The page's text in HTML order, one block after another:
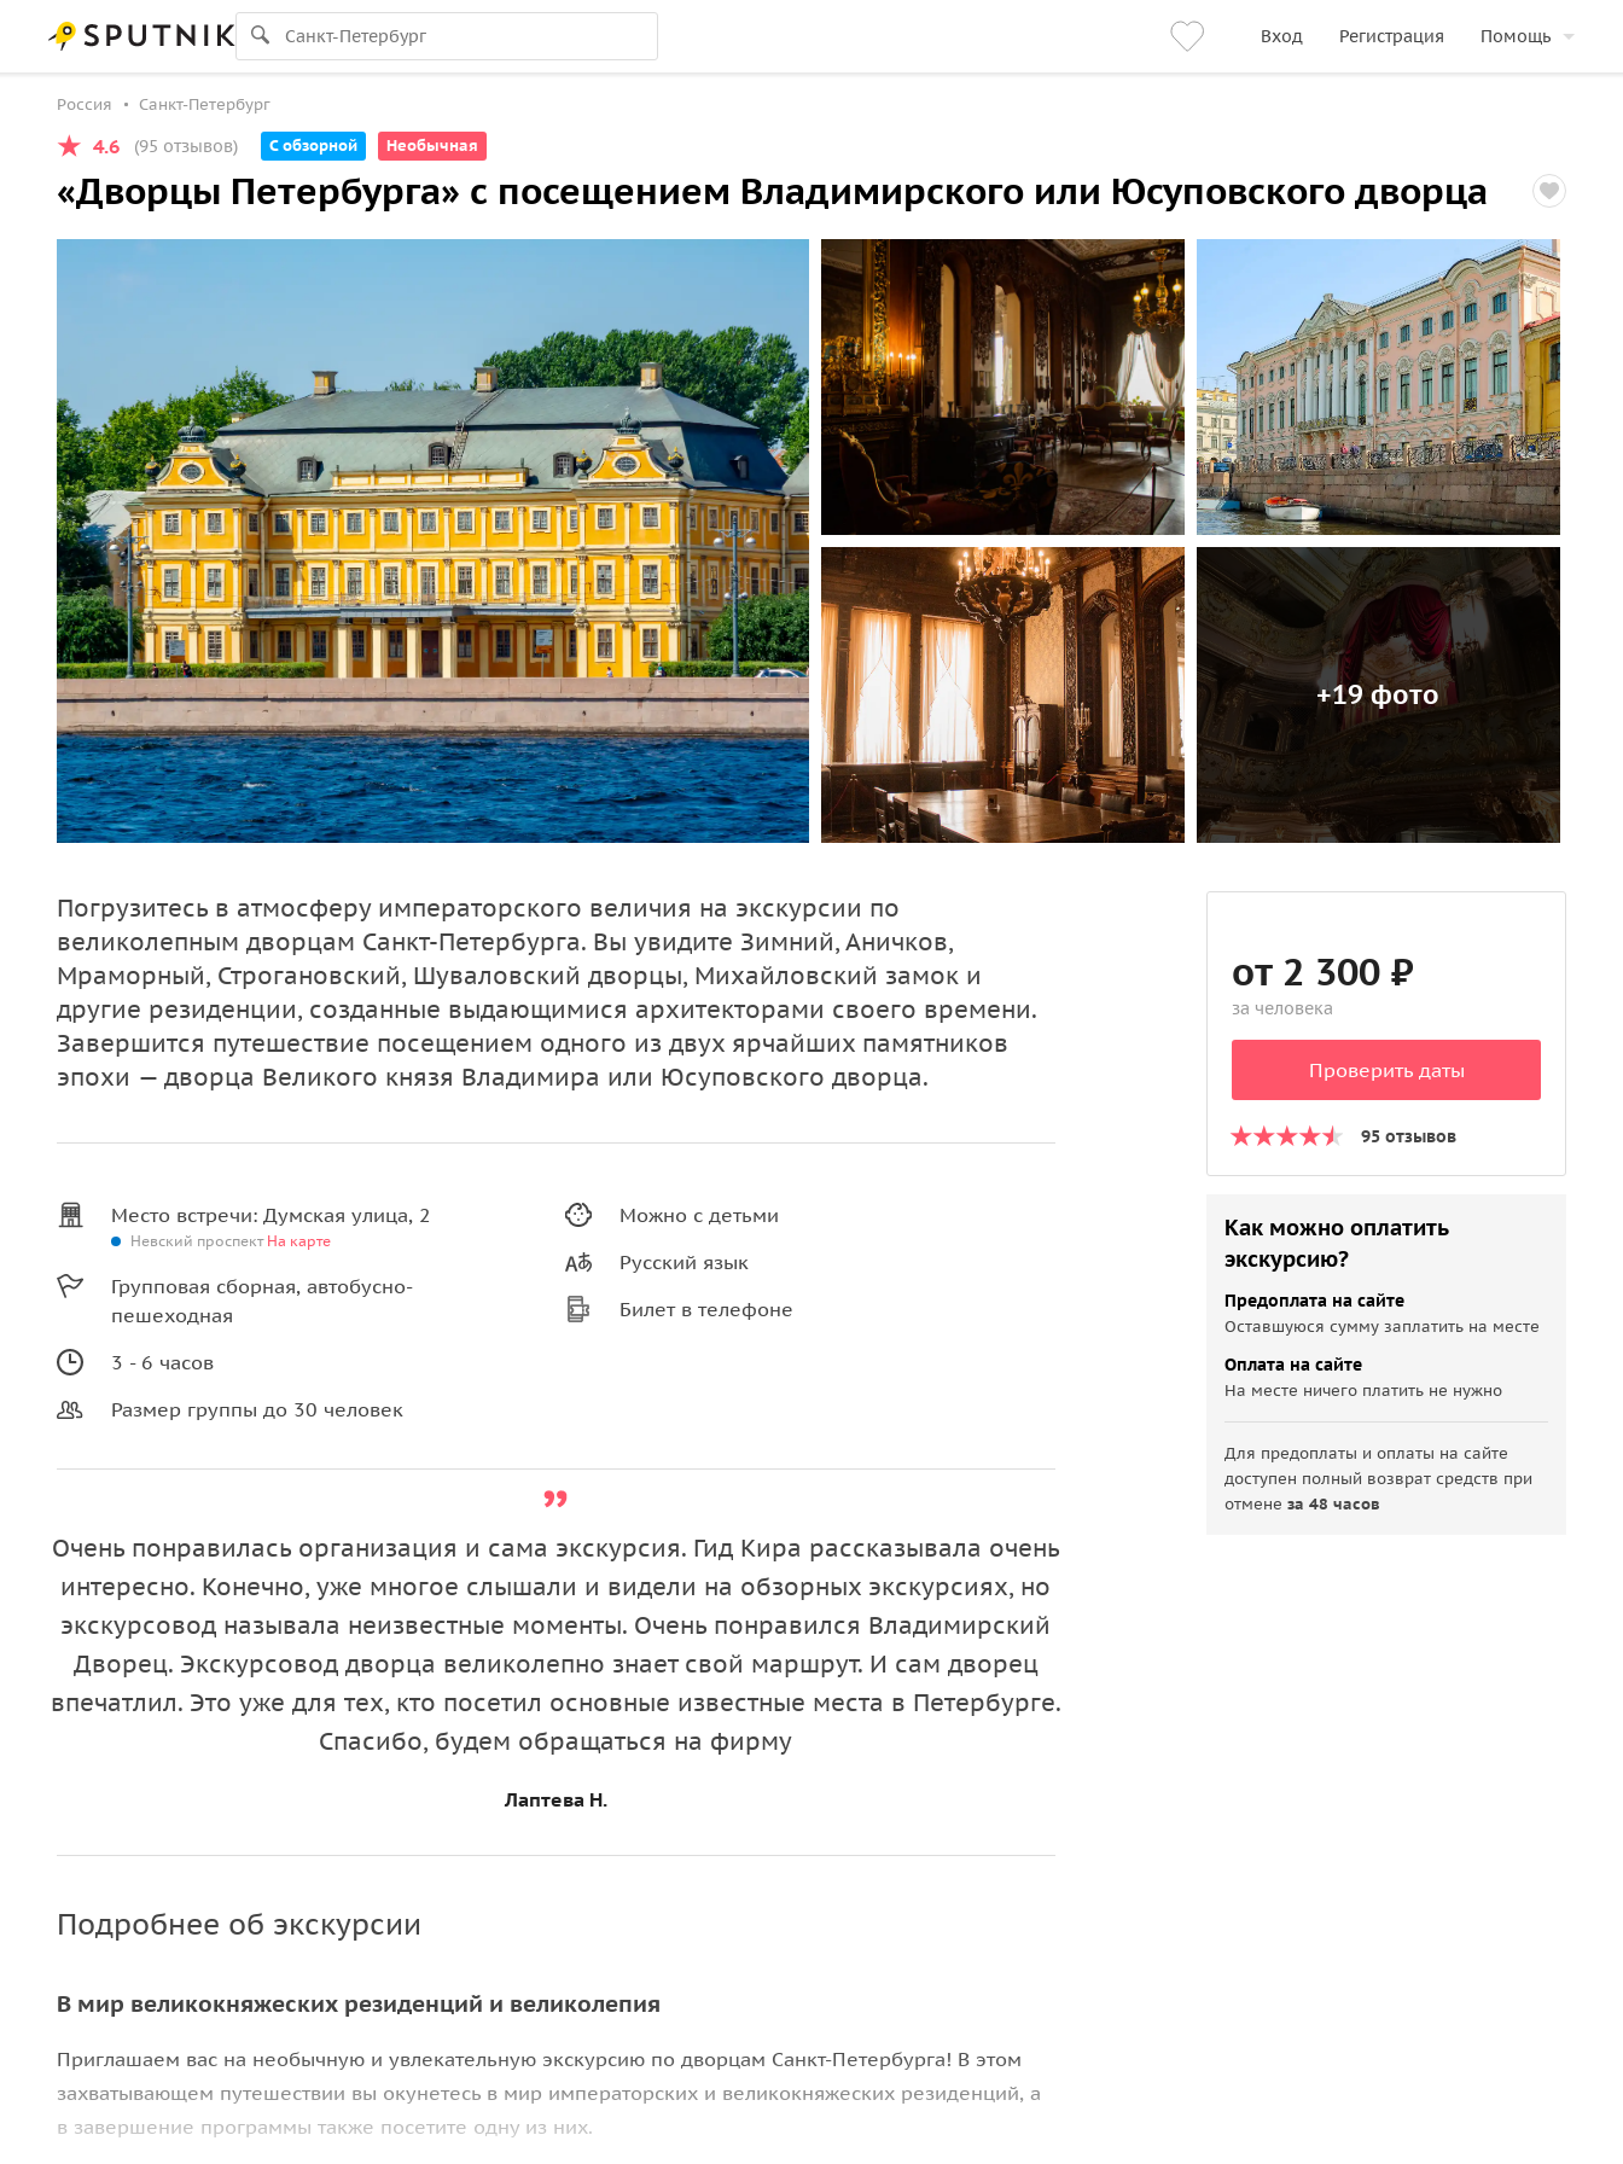
Вход Регистрация Помощь
Россия Санкт-Петербург
4.6 (95 отзывов) С обзорной Необычная
«Дворцы Петербурга» с посещением Владимирского или Юсуповского дворца
+19 фото
Погрузитесь в атмосферу императорского величия на экскурсии по
великолепным дворцам Санкт-Петербурга. Вы увидите Зимний, Аничков,
Мраморный, Строгановский, Шуваловский дворцы, Михайловский замок и
другие резиденции, созданные выдающимися архитекторами своего времени.
Завершится путешествие посещением одного из двух ярчайших памятников
эпохи — дворца Великого князя Владимира или Юсуповского дворца.
Место встречи: Думская улица, 2
Невский проспект На карте
Групповая сборная, автобусно-
пешеходная
3 - 6 часов
Размер группы до 30 человек
Можно с детьми
Русский язык
Билет в телефоне
Очень понравилась организация и сама экскурсия. Гид Кира рассказывала очень
интересно. Конечно, уже многое слышали и видели на обзорных экскурсиях, но
экскурсовод называла неизвестные моменты. Очень понравился Владимирский
Дворец. Экскурсовод дворца великолепно знает свой маршрут. И сам дворец
впечатлил. Это уже для тех, кто посетил основные известные места в Петербурге.
Спасибо, будем обращаться на фирму
Лаптева Н.
Подробнее об экскурсии
В мир великокняжеских резиденций и великолепия
Приглашаем вас на необычную и увлекательную экскурсию по дворцам Санкт-Петербурга! В этом
захватывающем путешествии вы окунетесь в мир императорских и великокняжеских резиденций, а
в завершение программы также посетите одну из них.
от 2 300 ₽
за человека
Проверить даты
95 отзывов
Как можно оплатить
экскурсию?
Предоплата на сайте
Оставшуюся сумму заплатить на месте
Оплата на сайте
На месте ничего платить не нужно
Для предоплаты и оплаты на сайте
доступен полный возврат средств при
отменеза 48 часов